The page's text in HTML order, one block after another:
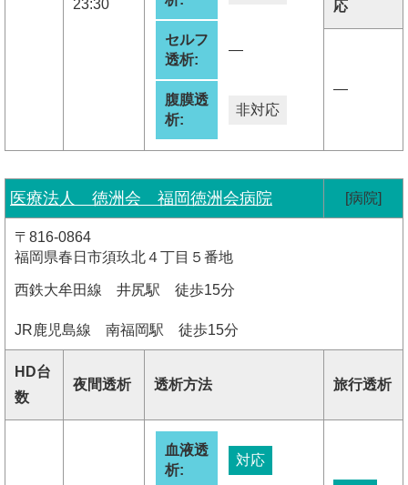
23:30
セルフ
透析:
―
腹膜透
析:
非対応
応
―
医療法人 徳洲会 福岡徳洲会病院 [病院]
〒816-0864
福岡県春日市須玖北４丁目５番地
西鉄大牟田線 井尻駅 徒歩15分
JR鹿児島線 南福岡駅 徒歩15分
HD台
数
夜間透析 透析方法 旅行透析
血液透
析:
対応